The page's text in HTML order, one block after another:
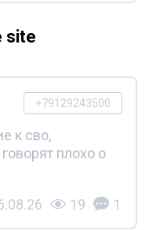
site
+79129243500
к сво,
плохо о
19 1